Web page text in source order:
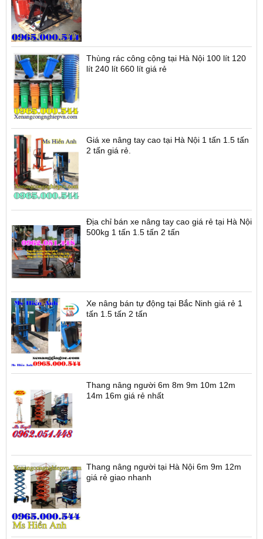
Thùng rác công cộng tại Hà Nội 100 lít 120
lít 240 lít 660 lít giá rẻ
Giá xe nâng tay cao tại Hà Nội 1 tấn 1.5 tấn
2 tấn giá rẻ.
Địa chỉ bán xe nâng tay cao giá rẻ tại Hà Nội
500kg 1 tấn 1.5 tấn 2 tấn
Xe nâng bán tự động tại Bắc Ninh giá rẻ 1
tấn 1.5 tấn 2 tấn
Thang nâng người 6m 8m 9m 10m 12m
14m 16m giá rẻ nhất
Thang nâng người tại Hà Nội 6m 9m 12m
giá rẻ giao nhanh